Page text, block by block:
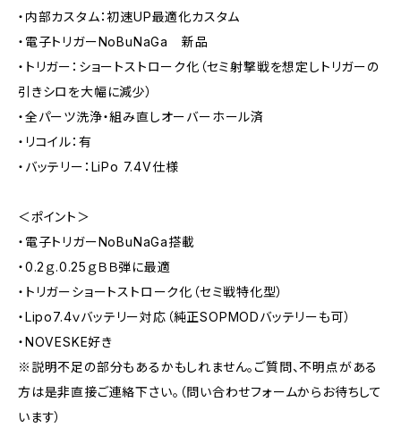
・内部カスタム：初速UP最適化カスタム
・電子トリガーNoBuNaGa 新品
・トリガー：ショートストローク化（セミ射撃戦を想定しトリガーの
引きシロを大幅に減少）
・全パーツ洗浄・組み直しオーバーホール済
・リコイル：有
・バッテリー：LiPo 7.4V仕様
＜ポイント＞
・電子トリガーNoBuNaGa搭載
・0.2ｇ.0.25ｇＢＢ弾に最適
・トリガーショートストローク化（セミ戦特化型）
・Lipo7.4ｖバッテリー対応（純正SOPMODバッテリーも可）
・NOVESKE好き
※説明不足の部分もあるかもしれません。ご質問、不明点がある
方は是非直接ご連絡下さい。（問い合わせフォームからお待ちして
います）